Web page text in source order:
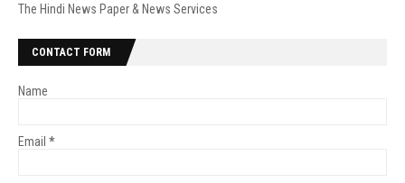
The Hindi News Paper & News Services
CONTACT FORM
Name
Email *